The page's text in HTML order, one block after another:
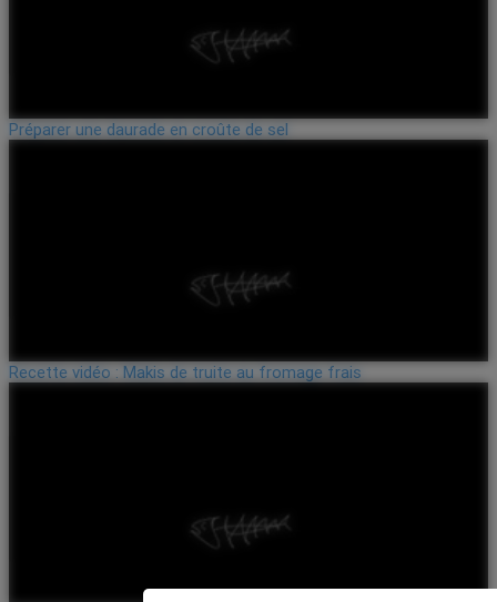
Préparer une daurade en croûte de sel
Recette vidéo : Makis de truite au fromage frais